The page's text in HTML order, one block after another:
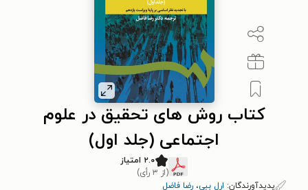
کتاب روش های تحقیق در علوم
اجتماعی (جلد اول)
۲.۰ امتیاز
(از ۳ رأی)
پدیدآورندگان: ارل ببی، رضا فاضل